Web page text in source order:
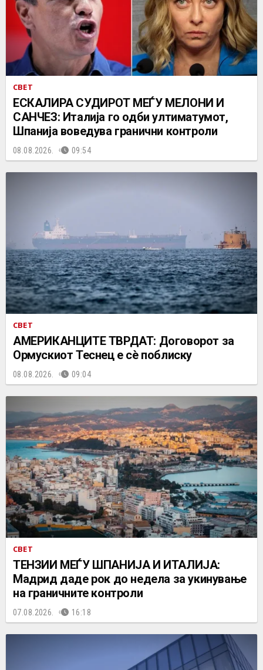
СВЕТ
ЕСКАЛИРА СУДИРОТ МЕЃУ МЕЛОНИ И
САНЧЕЗ: Италија го одби ултиматумот,
Шпанија воведува гранични контроли
08.08.2026. 09:54
СВЕТ
АМЕРИКАНЦИТЕ ТВРДАТ: Договорот за
Ормускиот Теснец е сè поблиску
08.08.2026. 09:04
СВЕТ
ТЕНЗИИ МЕЃУ ШПАНИЈА И ИТАЛИЈА:
Мадрид даде рок до недела за укинување
на граничните контроли
07.08.2026. 16:18